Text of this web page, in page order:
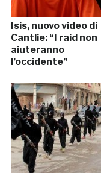
Isis, nuovo video di
Cantlie: “I raid non
aiuteranno
l’occidente”